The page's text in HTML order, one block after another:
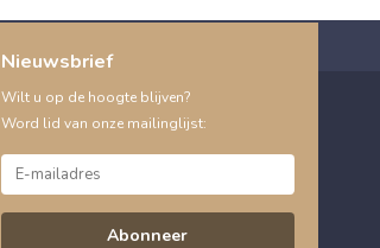
Nieuwsbrief
Wilt u op de hoogte blijven?
Word lid van onze mailinglijst:
Abonneer